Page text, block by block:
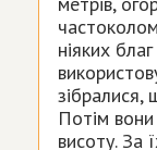
ніяких
Потім
висоту. За